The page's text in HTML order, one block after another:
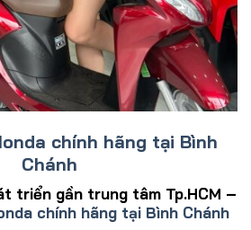
chính hãng tại Bình
Chánh
triển gần trung tâm Tp.HCM –
chính hãng tại Bình Chánh